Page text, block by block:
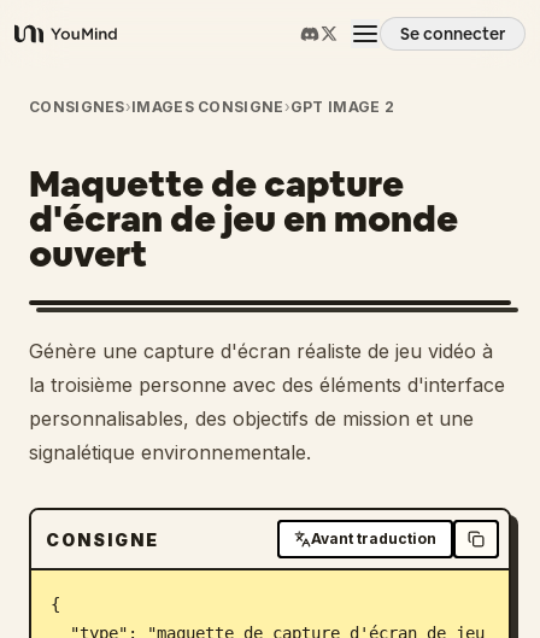
YouMind
Se connecter
Aperçu
Cas d'usage
Compétences
Invites
Tarifs
Blog
CONSIGNES›IMAGES CONSIGNE ›GPT IMAGE 2
Maquette de capture
d'écran de jeu en monde
ouvert
Génère une capture d'écran réaliste de jeu vidéo à
la troisième personne avec des éléments d'interface
personnalisables, des objectifs de mission et une
signalétique environnementale.
CONSIGNE Avant traduction
{